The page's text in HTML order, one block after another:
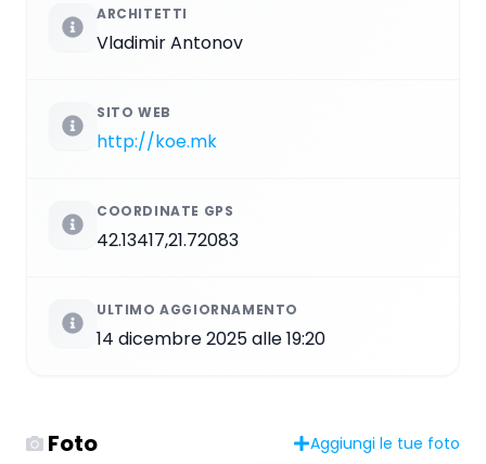
ARCHITETTI
Vladimir Antonov
SITO WEB
http://koe.mk
COORDINATE GPS
42.13417,21.72083
ULTIMO AGGIORNAMENTO
14 dicembre 2025 alle 19:20
Foto Aggiungi le tue foto